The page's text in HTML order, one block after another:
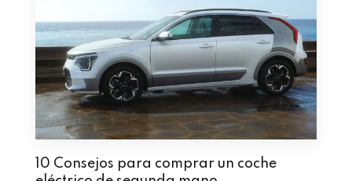
10 Consejos para comprar un coche